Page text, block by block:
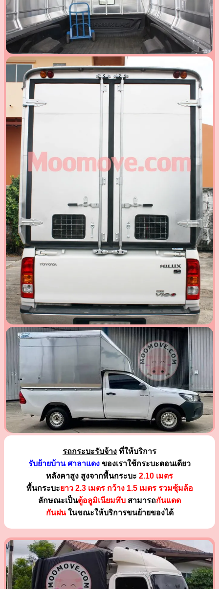
รถกระบะรับจ้าง ที่ให้บริการ
รับย้ายบ้าน ศาลาแดง ของเราใช้กระบะตอนเดียว
หลังคาสูง สูงจากพื้นกระบะ 2.10 เมตร
พื้นกระบะยาว 2.3 เมตร กว้าง 1.5 เมตร รวมซุ้มล้อ
ลักษณะเป็นตู้อลูมิเนียมทึบ สามารถกันแดด
กันฝนในขณะให้บริการขนย้ายของได้